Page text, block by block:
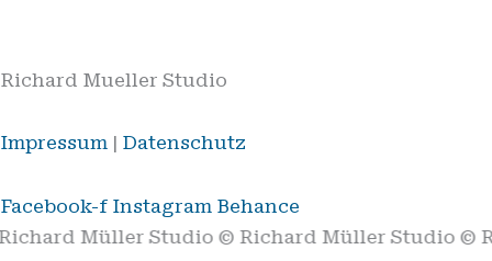
Richard Mueller Studio
Impressum | Datenschutz
Facebook-f Instagram Behance
Müller Studio © Richard Müller Studio ©